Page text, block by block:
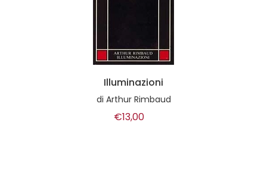
Illuminazioni
di Arthur Rimbaud
€13,00